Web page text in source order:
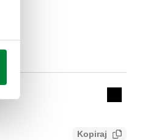
Collapse
Kopiraj